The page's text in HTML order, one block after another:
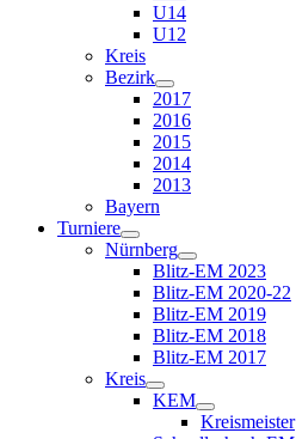
U14
U12
Kreis
Bezirk
2017
2016
2015
2014
2013
Bayern
Turniere
Nürnberg
Blitz-EM 2023
Blitz-EM 2020-22
Blitz-EM 2019
Blitz-EM 2018
Blitz-EM 2017
Kreis
KEM
Kreismeister